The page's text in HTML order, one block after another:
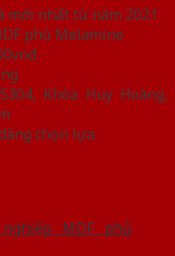
mới nhất từ năm 2021
phủ Melamine
Khóa Huy Hoàng,
chọn lựa.